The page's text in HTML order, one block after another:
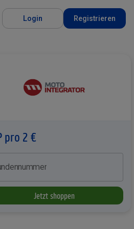
Login Registrieren
pro 2 €
Jetzt shoppen